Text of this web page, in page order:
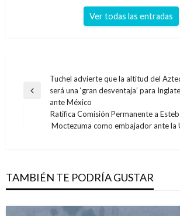
Ver todas las entradas
Navegación
de
entradas
Entrada
anterior
Tuchel advierte que la altitud del
será una ‘gran desventaja’ para
ante México
Entrada
Ratifica Comisión Permanente a
Moctezuma como embajador ante la
TAMBIÉN TE PODRÍA GUSTAR